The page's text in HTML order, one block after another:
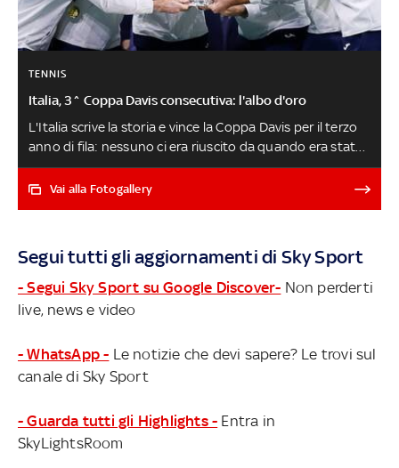
TENNIS
Italia, 3^ Coppa Davis consecutiva: l'albo d'oro
L'Italia scrive la storia e vince la Coppa Davis per il terzo
anno di fila: nessuno ci era riuscito da quando era stato
abolito il Challenge Round nel 1971. Per gli azzurri si
tratta della quarta insalatiera della storia. Ecco l'albo
Vai alla Fotogallery
Segui tutti gli aggiornamenti di Sky Sport
- Segui Sky Sport su Google Discover- Non perderti
live, news e video
- WhatsApp - Le notizie che devi sapere? Le trovi sul
canale di Sky Sport
- Guarda tutti gli Highlights - Entra in
SkyLightsRoom